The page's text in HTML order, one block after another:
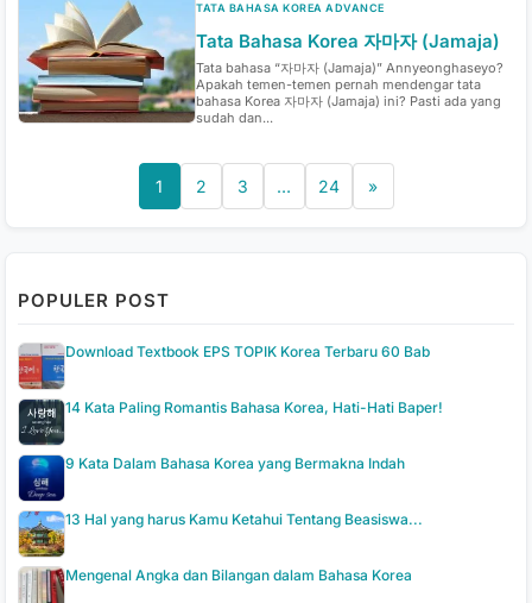
TATA BAHASA KOREA ADVANCE
Tata Bahasa Korea 자마자 (Jamaja)
Tata bahasa “자마자 (Jamaja)” Annyeonghaseyo?
Apakah temen-temen pernah mendengar tata
bahasa Korea 자마자 (Jamaja) ini? Pasti ada yang
sudah dan...
1 2 3 … 24 »
POPULER POST
Download Textbook EPS TOPIK Korea Terbaru 60 Bab
14 Kata Paling Romantis Bahasa Korea, Hati-Hati Baper!
9 Kata Dalam Bahasa Korea yang Bermakna Indah
13 Hal yang harus Kamu Ketahui Tentang Beasiswa...
Mengenal Angka dan Bilangan dalam Bahasa Korea